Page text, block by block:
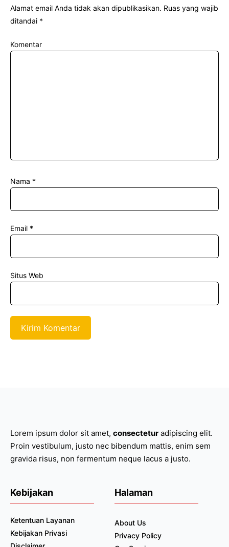
Alamat email Anda tidak akan dipublikasikan. Ruas yang wajib
ditandai *
Komentar
Nama *
Email *
Situs Web
Lorem ipsum dolor sit amet, consectetur adipiscing elit.
Proin vestibulum, justo nec bibendum mattis, enim sem
gravida risus, non fermentum neque lacus a justo.
Kebijakan
Ketentuan Layanan
Kebijakan Privasi
Halaman
About Us
Privacy Policy